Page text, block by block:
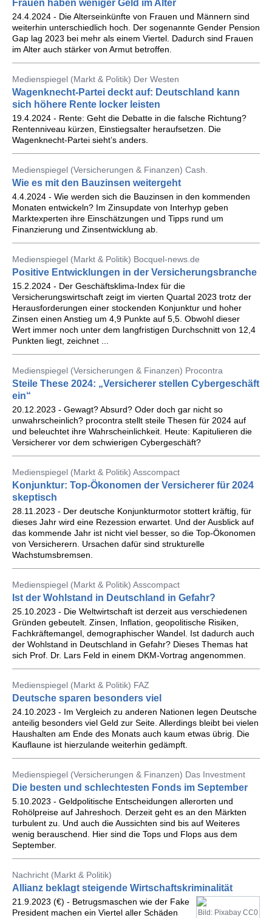
Frauen haben weniger Geld im Alter
24.4.2024 - Die Alterseinkünfte von Frauen und Männern sind
weiterhin unterschiedlich hoch. Der sogenannte Gender Pension
Gap lag 2023 bei mehr als einem Viertel. Dadurch sind Frauen
im Alter auch stärker von Armut betroffen.
Medienspiegel (Markt & Politik) Der Westen
Wagenknecht-Partei deckt auf: Deutschland kann
sich höhere Rente locker leisten
19.4.2024 - Rente: Geht die Debatte in die falsche Richtung?
Rentenniveau kürzen, Einstiegsalter heraufsetzen. Die
Wagenknecht-Partei sieht’s anders.
Medienspiegel (Versicherungen & Finanzen) Cash.
Wie es mit den Bauzinsen weitergeht
4.4.2024 - Wie werden sich die Bauzinsen in den kommenden
Monaten entwickeln? Im Zinsupdate von Interhyp geben
Marktexperten ihre Einschätzungen und Tipps rund um
Finanzierung und Zinsentwicklung ab.
Medienspiegel (Markt & Politik) Bocquel-news.de
Positive Entwicklungen in der Versicherungsbranche
15.2.2024 - Der Geschäftsklima-Index für die
Versicherungswirtschaft zeigt im vierten Quartal 2023 trotz der
Herausforderungen einer stockenden Konjunktur und hoher
Zinsen einen Anstieg um 4,9 Punkte auf 5,5. Obwohl dieser
Wert immer noch unter dem langfristigen Durchschnitt von 12,4
Punkten liegt, zeichnet ...
Medienspiegel (Versicherungen & Finanzen) Procontra
Steile These 2024: „Versicherer stellen Cybergeschäft
ein“
20.12.2023 - Gewagt? Absurd? Oder doch gar nicht so
unwahrscheinlich? procontra stellt steile Thesen für 2024 auf
und beleuchtet ihre Wahrscheinlichkeit. Heute: Kapitulieren die
Versicherer vor dem schwierigen Cybergeschäft?
Medienspiegel (Markt & Politik) Asscompact
Konjunktur: Top-Ökonomen der Versicherer für 2024
skeptisch
28.11.2023 - Der deutsche Konjunkturmotor stottert kräftig, für
dieses Jahr wird eine Rezession erwartet. Und der Ausblick auf
das kommende Jahr ist nicht viel besser, so die Top-Ökonomen
von Versicherern. Ursachen dafür sind strukturelle
Wachstumsbremsen.
Medienspiegel (Markt & Politik) Asscompact
Ist der Wohlstand in Deutschland in Gefahr?
25.10.2023 - Die Weltwirtschaft ist derzeit aus verschiedenen
Gründen gebeutelt. Zinsen, Inflation, geopolitische Risiken,
Fachkräftemangel, demographischer Wandel. Ist dadurch auch
der Wohlstand in Deutschland in Gefahr? Dieses Themas hat
sich Prof. Dr. Lars Feld in einem DKM-Vortrag angenommen.
Medienspiegel (Markt & Politik) FAZ
Deutsche sparen besonders viel
24.10.2023 - Im Vergleich zu anderen Nationen legen Deutsche
anteilig besonders viel Geld zur Seite. Allerdings bleibt bei vielen
Haushalten am Ende des Monats auch kaum etwas übrig. Die
Kauflaune ist hierzulande weiterhin gedämpft.
Medienspiegel (Versicherungen & Finanzen) Das Investment
Die besten und schlechtesten Fonds im September
5.10.2023 - Geldpolitische Entscheidungen allerorten und
Rohölpreise auf Jahreshoch. Derzeit geht es an den Märkten
turbulent zu. Und auch die Aussichten sind bis auf Weiteres
wenig berauschend. Hier sind die Tops und Flops aus dem
September.
Nachricht (Markt & Politik)
Allianz beklagt steigende Wirtschaftskriminalität
Bild: Pixabay CC0
21.9.2023 (€) - Betrugsmaschen wie der Fake
President machen ein Viertel aller Schäden